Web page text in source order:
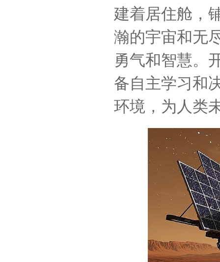
建着居住舱，
瀚的宇宙和无
勇气和智慧。
备自主学习和
环境，为人类